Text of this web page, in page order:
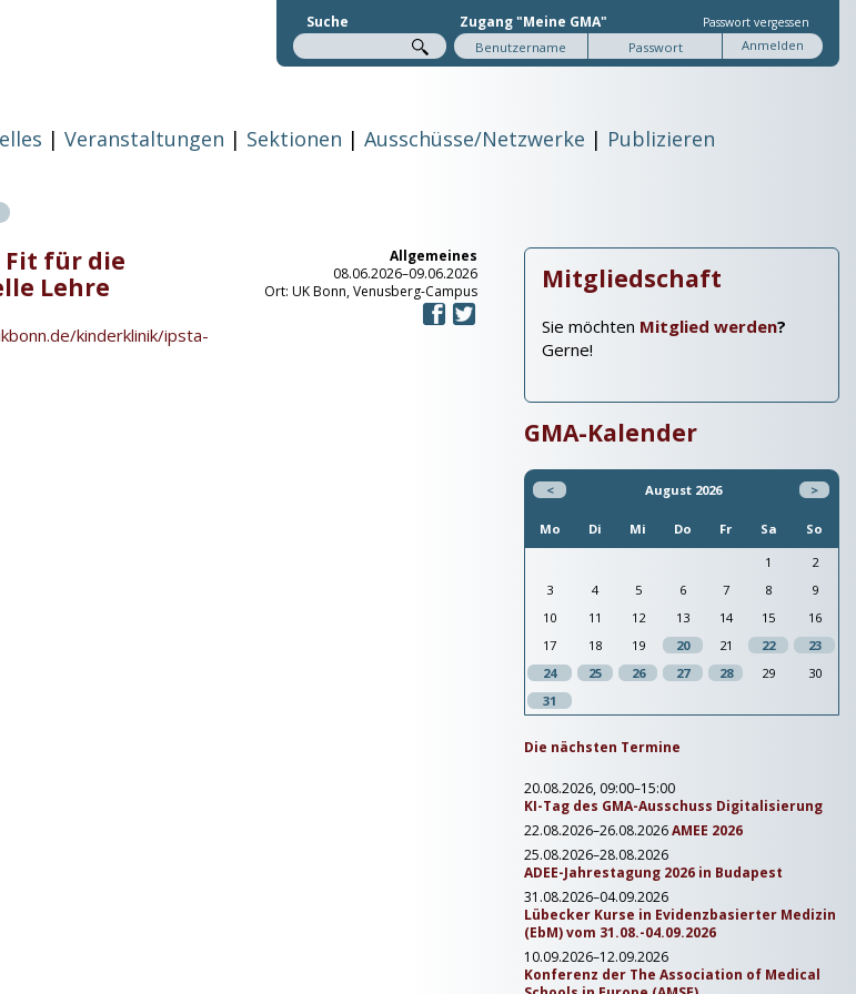
Suche Zugang "Meine GMA" Passwort vergessen
Veranstaltungen Sektionen Ausschüsse/Netzwerke
Publizieren
Allgemeines
08.06.2026–09.06.2026
Ort: UK Bonn, Venusberg-Campus
Fit für die
Lehre
kinderklinik/ipsta-
Mitgliedschaft
Sie möchten Mitglied werden?
Gerne!
GMA-Kalender
< August 2026 >
Mo Di Mi Do Fr Sa
So
1
2
3
4 5 6 7 8
9
10
11 12 13 14 15
16
17
18 19 20 21 22
23
24
25 26 27 28 29
30
31
Die nächsten Termine
20.08.2026, 09:00–15:00
KI-Tag des GMA-Ausschuss Digitalisierung
22.08.2026–26.08.2026AMEE 2026
25.08.2026–28.08.2026
ADEE-Jahrestagung 2026 in Budapest
31.08.2026–04.09.2026
Lübecker Kurse in Evidenzbasierter Medizin
(EbM) vom 31.08.-04.09.2026
10.09.2026–12.09.2026
Konferenz der The Association of Medical